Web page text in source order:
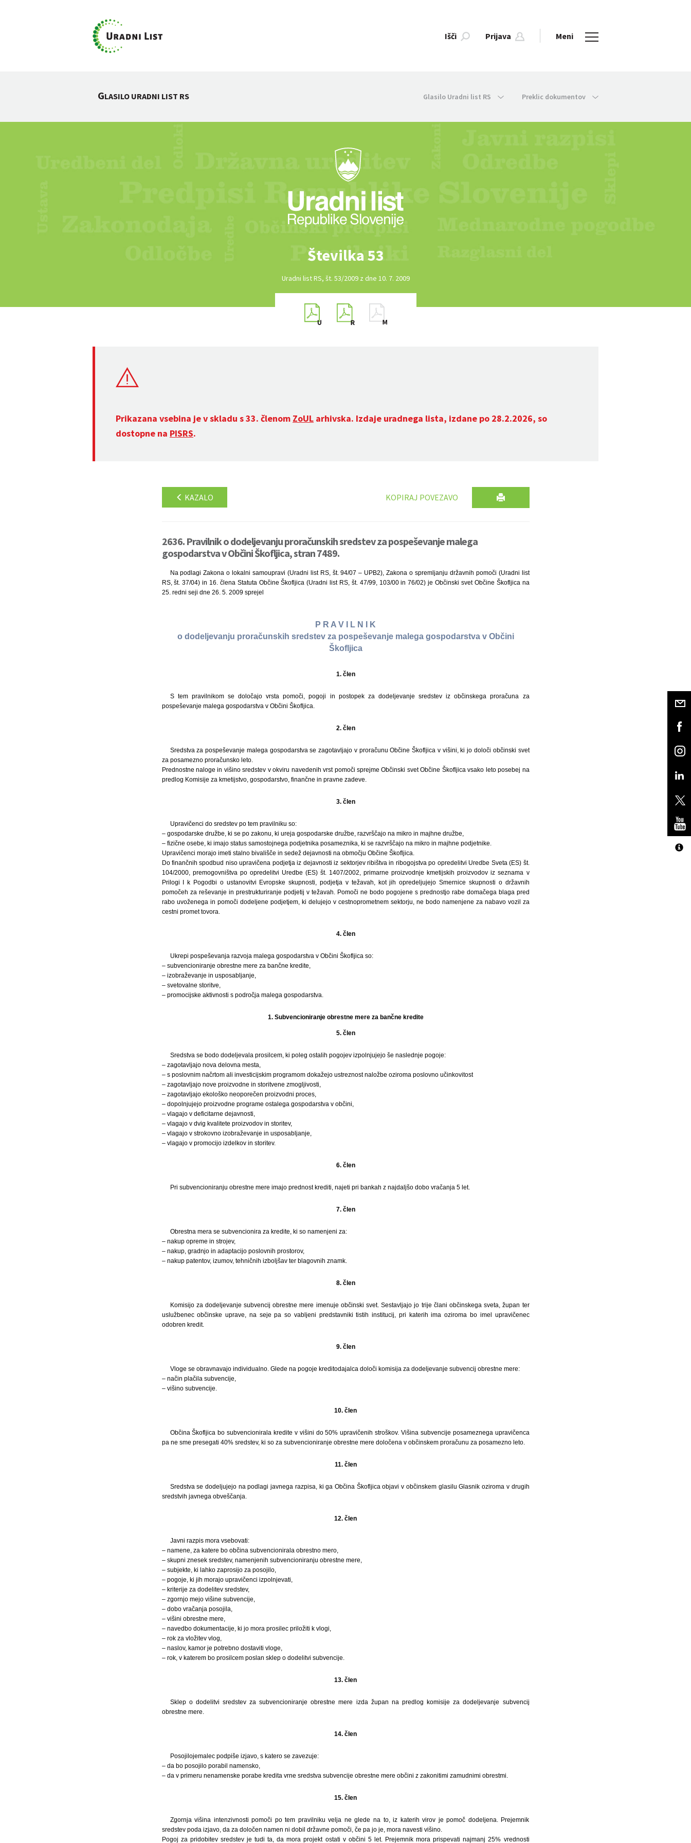
Išči Prijava Meni
GLASILO URADNI LIST RS Glasilo Uradni list RS Preklic dokumentov
Številka 53
Uradni list RS, št. 53/2009 z dne 10. 7. 2009
Prikazana vsebina je v skladu s 33. členom ZoUL arhivska. Izdaje uradnega lista, izdane po 28.2.2026, so
dostopne na PISRS.
KAZALO KOPIRAJ POVEZAVO
2636. Pravilnik o dodeljevanju proračunskih sredstev za pospeševanje malega
gospodarstva v Občini Škofljica, stran 7489.
Na podlagi Zakona o lokalni samoupravi (Uradni list RS, št. 94/07 – UPB2), Zakona o spremljanju državnih pomoči (Uradni list
RS, št. 37/04) in 16. člena Statuta Občine Škofljica (Uradni list RS, št. 47/99, 103/00 in 76/02) je Občinski svet Občine Škofljica na
25. redni seji dne 26. 5. 2009 sprejel
P R A V I L N I K
o dodeljevanju proračunskih sredstev za pospeševanje malega gospodarstva v Občini
Škofljica
1. člen
S tem pravilnikom se določajo vrsta pomoči, pogoji in postopek za dodeljevanje sredstev iz občinskega proračuna za
pospeševanje malega gospodarstva v Občini Škofljica.
2. člen
Sredstva za pospeševanje malega gospodarstva se zagotavljajo v proračunu Občine Škofljica v višini, ki jo določi občinski svet
za posamezno proračunsko leto.
Prednostne naloge in višino sredstev v okviru navedenih vrst pomoči sprejme Občinski svet Občine Škofljica vsako leto posebej na
predlog Komisije za kmetijstvo, gospodarstvo, finančne in pravne zadeve.
3. člen
Upravičenci do sredstev po tem pravilniku so:
– gospodarske družbe, ki se po zakonu, ki ureja gospodarske družbe, razvrščajo na mikro in majhne družbe,
– fizične osebe, ki imajo status samostojnega podjetnika posameznika, ki se razvrščajo na mikro in majhne podjetnike.
Upravičenci morajo imeti stalno bivališče in sedež dejavnosti na območju Občine Škofljica.
Do finančnih spodbud niso upravičena podjetja iz dejavnosti iz sektorjev ribištva in ribogojstva po opredelitvi Uredbe Sveta (ES) št.
104/2000, premogovništva po opredelitvi Uredbe (ES) št. 1407/2002, primarne proizvodnje kmetijskih proizvodov iz seznama v
Prilogi I k Pogodbi o ustanovitvi Evropske skupnosti, podjetja v težavah, kot jih opredeljujejo Smernice skupnosti o državnih
pomočeh za reševanje in prestrukturiranje podjetij v težavah. Pomoči ne bodo pogojene s prednostjo rabe domačega blaga pred
rabo uvoženega in pomoči dodeljene podjetjem, ki delujejo v cestnoprometnem sektorju, ne bodo namenjene za nabavo vozil za
cestni promet tovora.
4. člen
Ukrepi pospeševanja razvoja malega gospodarstva v Občini Škofljica so:
– subvencioniranje obrestne mere za bančne kredite,
– izobraževanje in usposabljanje,
– svetovalne storitve,
– promocijske aktivnosti s področja malega gospodarstva.
1. Subvencioniranje obrestne mere za bančne kredite
5. člen
Sredstva se bodo dodeljevala prosilcem, ki poleg ostalih pogojev izpolnjujejo še naslednje pogoje:
– zagotavljajo nova delovna mesta,
– s poslovnim načrtom ali investicijskim programom dokažejo ustreznost naložbe oziroma poslovno učinkovitost
– zagotavljajo nove proizvodne in storitvene zmogljivosti,
– zagotavljajo ekološko neoporečen proizvodni proces,
– dopolnjujejo proizvodne programe ostalega gospodarstva v občini,
– vlagajo v deficitarne dejavnosti,
– vlagajo v dvig kvalitete proizvodov in storitev,
– vlagajo v strokovno izobraževanje in usposabljanje,
– vlagajo v promocijo izdelkov in storitev.
6. člen
Pri subvencioniranju obrestne mere imajo prednost krediti, najeti pri bankah z najdaljšo dobo vračanja 5 let.
7. člen
Obrestna mera se subvencionira za kredite, ki so namenjeni za:
– nakup opreme in strojev,
– nakup, gradnjo in adaptacijo poslovnih prostorov,
– nakup patentov, izumov, tehničnih izboljšav ter blagovnih znamk.
8. člen
Komisijo za dodeljevanje subvencij obrestne mere imenuje občinski svet. Sestavljajo jo trije člani občinskega sveta, župan ter
uslužbenec občinske uprave, na seje pa so vabljeni predstavniki tistih institucij, pri katerih ima oziroma bo imel upravičenec
odobren kredit.
9. člen
Vloge se obravnavajo individualno. Glede na pogoje kreditodajalca določi komisija za dodeljevanje subvencij obrestne mere:
– način plačila subvencije,
– višino subvencije.
10. člen
Občina Škofljica bo subvencionirala kredite v višini do 50% upravičenih stroškov. Višina subvencije posameznega upravičenca
pa ne sme presegati 40% sredstev, ki so za subvencioniranje obrestne mere določena v občinskem proračunu za posamezno leto.
11. člen
Sredstva se dodeljujejo na podlagi javnega razpisa, ki ga Občina Škofljica objavi v občinskem glasilu Glasnik oziroma v drugih
sredstvih javnega obveščanja.
12. člen
Javni razpis mora vsebovati:
– namene, za katere bo občina subvencionirala obrestno mero,
– skupni znesek sredstev, namenjenih subvencioniranju obrestne mere,
– subjekte, ki lahko zaprosijo za posojilo,
– pogoje, ki jih morajo upravičenci izpolnjevati,
– kriterije za dodelitev sredstev,
– zgornjo mejo višine subvencije,
– dobo vračanja posojila,
– višini obrestne mere,
– navedbo dokumentacije, ki jo mora prosilec priložiti k vlogi,
– rok za vložitev vlog,
– naslov, kamor je potrebno dostaviti vloge,
– rok, v katerem bo prosilcem poslan sklep o dodelitvi subvencije.
13. člen
Sklep o dodelitvi sredstev za subvencioniranje obrestne mere izda župan na predlog komisije za dodeljevanje subvencij
obrestne mere.
14. člen
Posojilojemalec podpiše izjavo, s katero se zavezuje:
– da bo posojilo porabil namensko,
– da v primeru nenamenske porabe kredita vrne sredstva subvencije obrestne mere občini z zakonitimi zamudnimi obrestmi.
15. člen
Zgornja višina intenzivnosti pomoči po tem pravilniku velja ne glede na to, iz katerih virov je pomoč dodeljena. Prejemnik
sredstev poda izjavo, da za določen namen ni dobil državne pomoči, če pa jo je, mora navesti višino.
Pogoj za pridobitev sredstev je tudi ta, da mora projekt ostati v občini 5 let. Prejemnik mora prispevati najmanj 25% vrednosti